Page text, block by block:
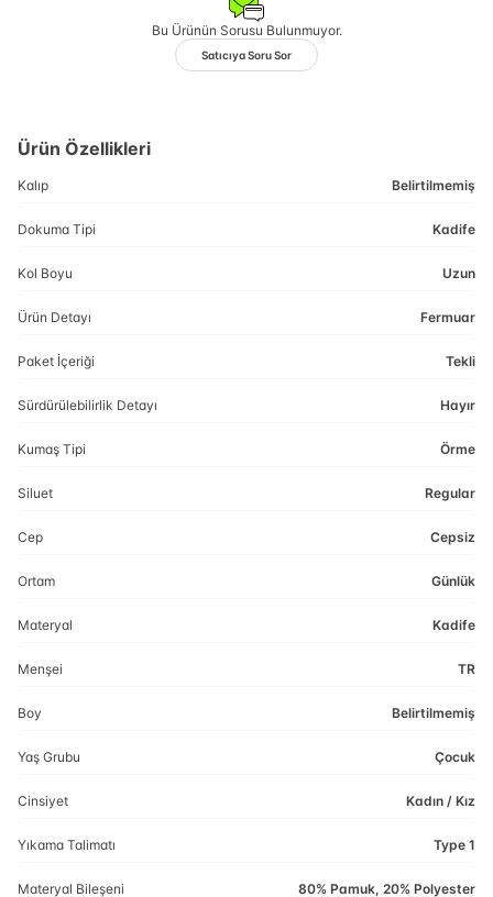
Bu Ürünün Sorusu Bulunmuyor.
Satıcıya Soru Sor
Ürün Özellikleri
Kalıp Belirtilmemiş
Dokuma Tipi Kadife
Kol Boyu Uzun
Ürün Detayı Fermuar
Paket İçeriği Tekli
Sürdürülebilirlik Detayı Hayır
Kumaş Tipi Örme
Siluet Regular
Cep Cepsiz
Ortam Günlük
Materyal Kadife
Menşei TR
Boy Belirtilmemiş
Yaş Grubu Çocuk
Cinsiyet Kadın / Kız
Yıkama Talimatı Type 1
Materyal Bileşeni 80% Pamuk, 20% Polyester